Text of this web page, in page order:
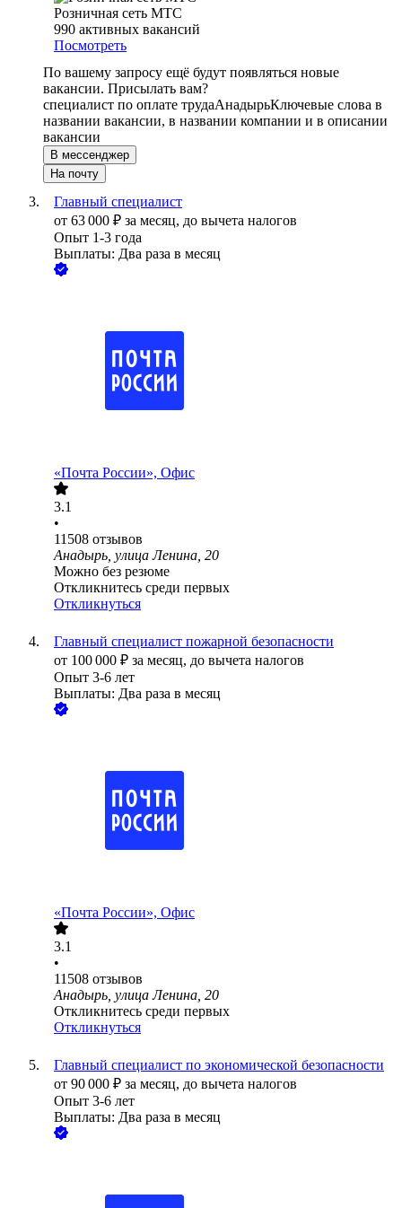
Розничная сеть МТС
990 активных вакансий
Посмотреть
По вашему запросу ещё будут появляться новые
вакансии. Присылать вам?
специалист по оплате трудаАнадырьКлючевые слова в
названии вакансии, в названии компании и в описании
вакансии
В мессенджер
На почту
Главный специалист
от 63 000 ₽ за месяц, до вычета налогов
Опыт 1-3 года
Выплаты: Два раза в месяц
«Почта России», Офис
3.1
•
11508 отзывов
Анадырь, улица Ленина, 20
Можно без резюме
Откликнитесь среди первых
Откликнуться
Главный специалист пожарной безопасности
от 100 000 ₽ за месяц, до вычета налогов
Опыт 3-6 лет
Выплаты: Два раза в месяц
«Почта России», Офис
3.1
•
11508 отзывов
Анадырь, улица Ленина, 20
Откликнитесь среди первых
Откликнуться
Главный специалист по экономической безопасности
от 90 000 ₽ за месяц, до вычета налогов
Опыт 3-6 лет
Выплаты: Два раза в месяц